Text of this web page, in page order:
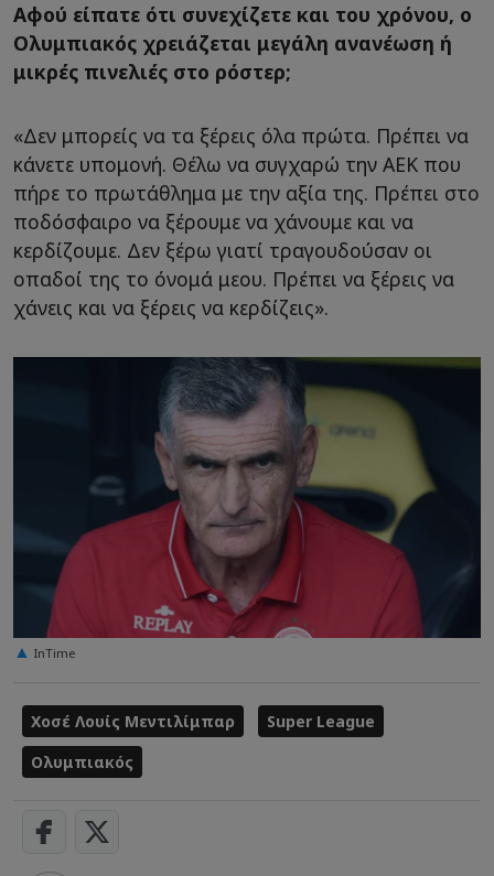
Αφού είπατε ότι συνεχίζετε και του χρόνου, ο
Ολυμπιακός χρειάζεται μεγάλη ανανέωση ή
μικρές πινελιές στο ρόστερ;
«Δεν μπορείς να τα ξέρεις όλα πρώτα. Πρέπει να
κάνετε υπομονή. Θέλω να συγχαρώ την ΑΕΚ που
πήρε το πρωτάθλημα με την αξία της. Πρέπει στο
ποδόσφαιρο να ξέρουμε να χάνουμε και να
κερδίζουμε. Δεν ξέρω γιατί τραγουδούσαν οι
οπαδοί της το όνομά μεου. Πρέπει να ξέρεις να
χάνεις και να ξέρεις να κερδίζεις».
InTime
Χοσέ Λουίς Μεντιλίμπαρ
Super League
Ολυμπιακός